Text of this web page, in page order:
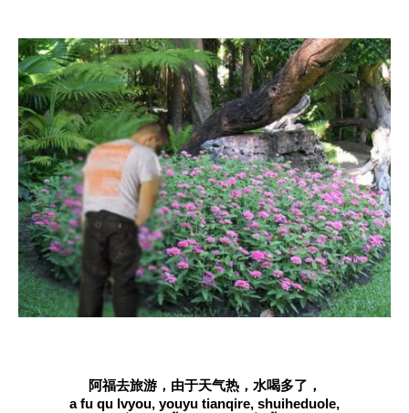
阿福去旅游，由于天气热，水喝多了，
a fu qu lvyou, youyu tianqire, shuiheduole,